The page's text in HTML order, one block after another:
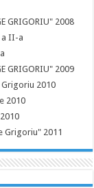
GRIGORIU" 2008
a II-a
GRIGORIU" 2009
2010
2010
Grigoriu" 2011